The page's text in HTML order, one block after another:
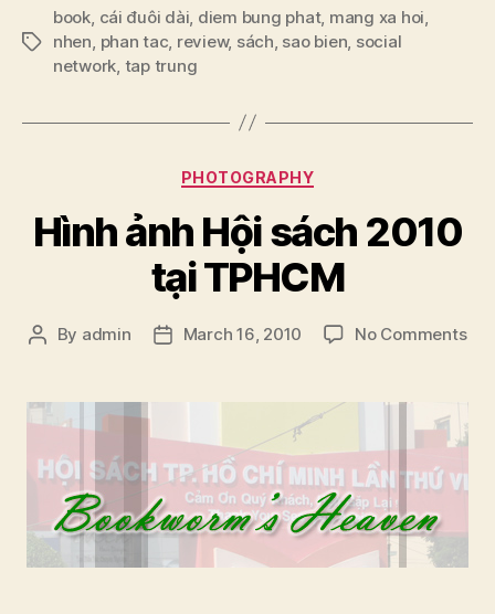
biển
và
A.
Tags
book, cái đuôi dài, diem bung phat, mang xa hoi,
nhen, phan tac, review, sách, sao bien, social
network, tap trung
Categories
PHOTOGRAPHY
Hình ảnh Hội sách 2010
tại TPHCM
Post
By admin
PostMarch 16, 2010 No Commentson
tại